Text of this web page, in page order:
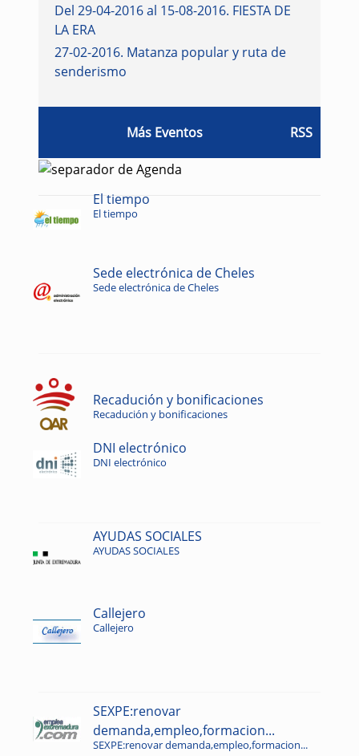
Del 29-04-2016 al 15-08-2016. FIESTA DE
LA ERA
27-02-2016. Matanza popular y ruta de
senderismo
Más Eventos RSS
El tiempo
El tiempo
Sede electrónica de Cheles
Sede electrónica de Cheles
Recadución y bonificaciones
Recadución y bonificaciones
DNI electrónico
DNI electrónico
AYUDAS SOCIALES
AYUDAS SOCIALES
Callejero
Callejero
SEXPE:renovar
demanda,empleo,formacion...
SEXPE:renovar demanda,empleo,formacion...